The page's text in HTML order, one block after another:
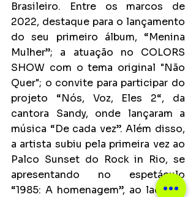
Brasileiro. Entre os marcos de
2022, destaque para o lançamento
do seu primeiro álbum, “Menina
Mulher”; a atuação no COLORS
SHOW com o tema original "Não
Quer"; o convite para participar do
projeto “Nós, Voz, Eles 2“, da
cantora Sandy, onde lançaram a
música “De cada vez”. Além disso,
a artista subiu pela primeira vez ao
Palco Sunset do Rock in Rio, se
apresentando no espetáculo
“1985: A homenagem”, ao lado de